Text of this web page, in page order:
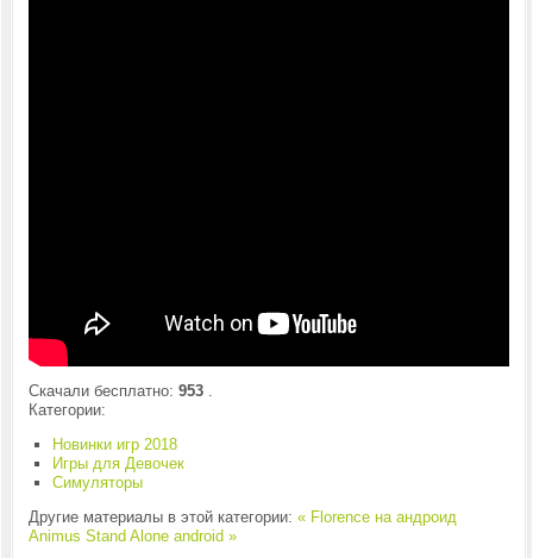
Скачали бесплатно: 953.
Категории:
Новинки игр 2018
Игры для Девочек
Симуляторы
Другие материалы в этой категории: « Florence на андроид
Animus Stand Alone android »